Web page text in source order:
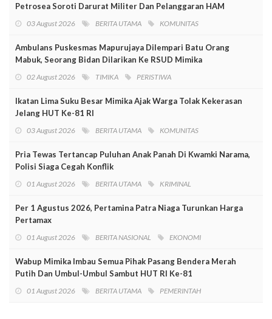
Petrosea Soroti Darurat Militer Dan Pelanggaran HAM
03 August 2026 BERITA UTAMA KOMUNITAS
Ambulans Puskesmas Mapurujaya Dilempari Batu Orang
Mabuk, Seorang Bidan Dilarikan Ke RSUD Mimika
02 August 2026 TIMIKA PERISTIWA
Ikatan Lima Suku Besar Mimika Ajak Warga Tolak Kekerasan
Jelang HUT Ke-81 RI
03 August 2026 BERITA UTAMA KOMUNITAS
Pria Tewas Tertancap Puluhan Anak Panah Di Kwamki Narama,
Polisi Siaga Cegah Konflik
01 August 2026 BERITA UTAMA KRIMINAL
Per 1 Agustus 2026, Pertamina Patra Niaga Turunkan Harga
Pertamax
01 August 2026 BERITA NASIONAL EKONOMI
Wabup Mimika Imbau Semua Pihak Pasang Bendera Merah
Putih Dan Umbul-Umbul Sambut HUT RI Ke-81
01 August 2026 BERITA UTAMA PEMERINTAH